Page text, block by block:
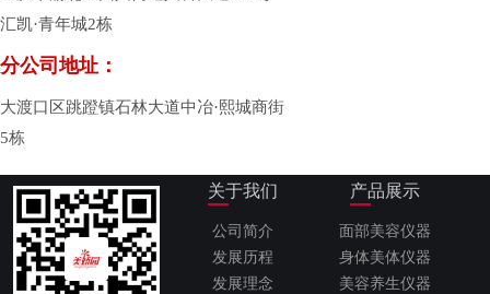
汇凯·青年城2栋
分公司地址：
大渡口区跳蹬镇石林大道中冶·熙城商街
5栋
关于我们
公司简介
发展历程
发展理念
产品展示
面部美容仪器
身体美体仪器
美容养生仪器